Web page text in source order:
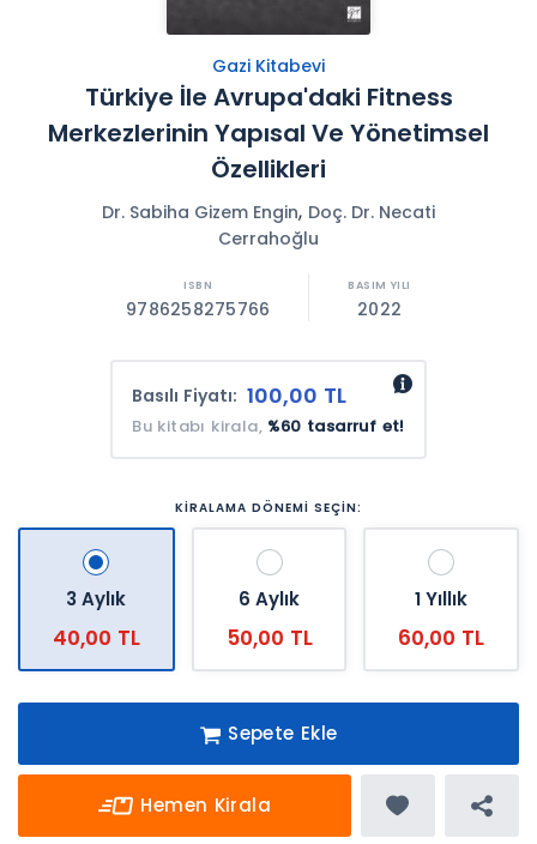
Gazi Kitabevi
Türkiye İle Avrupa'daki Fitness
Merkezlerinin Yapısal Ve Yönetimsel
Özellikleri
Dr. Sabiha Gizem Engin, Doç. Dr. Necati
Cerrahoğlu
9786258275766 2022
Basılı Fiyatı: 100,00 TL
Bu kitabı kirala, %60 tasarruf et!
KİRALAMA DÖNEMİ SEÇİN:
3 Aylık
40,00 TL
6 Aylık
50,00 TL
1 Yıllık
60,00 TL
Sepete Ekle
Hemen Kirala